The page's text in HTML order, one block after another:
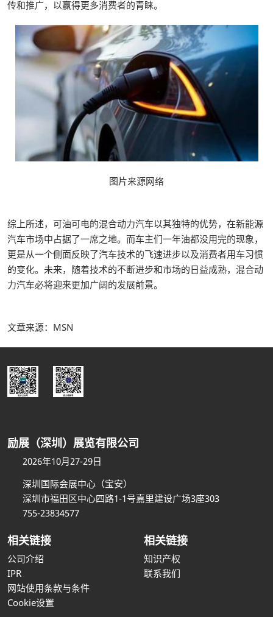
传和推广，以赢得更多消费者的青睐。
图片来源网络
综上所述，可油可电的混合动力汽车以其独特的优势，在新能源
汽车市场中占据了一席之地。而车主们一年油都没用完的现象，
更是从一个侧面反映了汽车技术的飞速进步以及消费者用车习惯
的变化。未来，随着技术的不断进步和市场的日益成熟，混合动
力汽车必将迎来更加广阔的发展前景。
文章来源：MSN
励展（深圳）展览有限公司
2026年10月27-29日
深圳国际会展中心（宝安）
深圳市福田区中心四路1-1号嘉里建设广场3座303
755-23834577
相关链接
公司介绍
IPR
网站使用条款与条件
Cookie设置
相关链接
知识产权
联系我们